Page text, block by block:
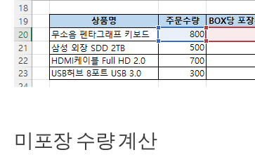
미포장 수량 계산